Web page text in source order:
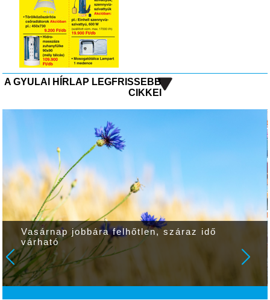
A GYULAI HÍRLAP LEGFRISSEBB
CIKKEI
Vasárnap jobbára felhőtlen, száraz idő
várható